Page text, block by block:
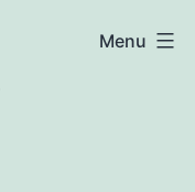
Menu